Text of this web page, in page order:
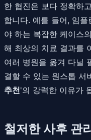
한 협진은 보다 정확하
합니다. 예를 들어, 임
야 하는 복잡한 케이스
해 최상의 치료 결과를
여러 병원을 옮겨 다닐
결할 수 있는 원스톱 서
추천'의 강력한 이유가
철저한 사후 관